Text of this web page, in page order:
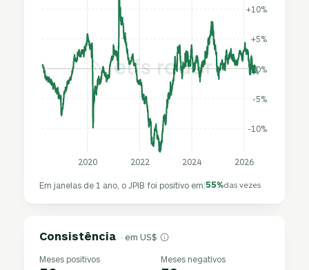
-10%
-5%
0%
+5%
+10%
2020 2022 2024 2026
Em janelas de 1 ano, o JPIB foi positivo em:55%das vezes
Consistência · em US$
Meses positivos Meses negativos